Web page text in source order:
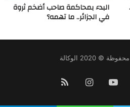
البدء بمحاكمة صاحب أضخم ثروة
في الجزائر.. ما تهمه؟
© 2020 الوكالة
تويتر يوتيوب انستقرام